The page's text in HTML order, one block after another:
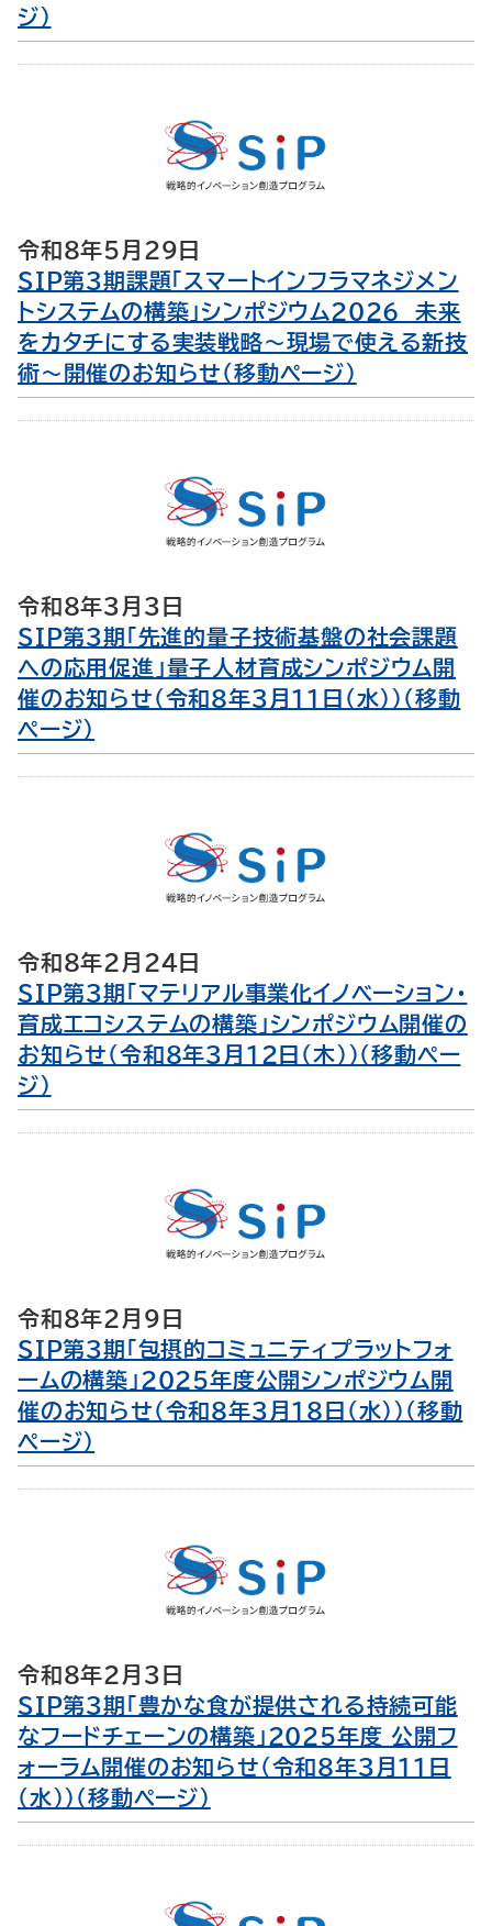
ジ）
令和8年5月29日
SIP第３期課題「スマートインフラマネジメン
トシステムの構築」シンポジウム2026 未来
をカタチにする実装戦略～現場で使える新技
術～開催のお知らせ（移動ページ）
令和8年3月3日
SIP第３期「先進的量子技術基盤の社会課題
への応用促進」量子人材育成シンポジウム開
催のお知らせ（令和８年３月１１日（水））（移動
ページ）
令和8年2月24日
SIP第３期「マテリアル事業化イノベーション・
育成エコシステムの構築」シンポジウム開催の
お知らせ（令和8年3月12日（木））（移動ペー
ジ）
令和8年2月9日
SIP第3期「包摂的コミュニティプラットフォ
ームの構築」2025年度公開シンポジウム開
催のお知らせ（令和8年3月18日（水））（移動
ページ）
令和8年2月3日
SIP第3期「豊かな食が提供される持続可能
なフードチェーンの構築」2025年度 公開フ
ォーラム開催のお知らせ（令和8年3月11日
（水））（移動ページ）